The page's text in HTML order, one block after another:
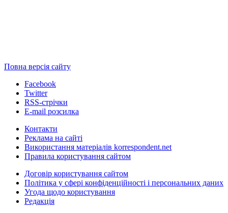
Повна версія сайту
Facebook
Twitter
RSS-стрічки
E-mail розсилка
Контакти
Реклама на сайті
Використання матеріалів korrespondent.net
Правила користування сайтом
Договір користування сайтом
Політика у сфері конфіденційності і персональних даних
Угода щодо користування
Редакція